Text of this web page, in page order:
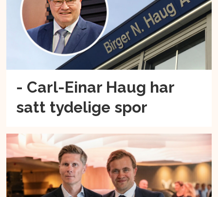
- Carl-Einar Haug har
satt tydelige spor